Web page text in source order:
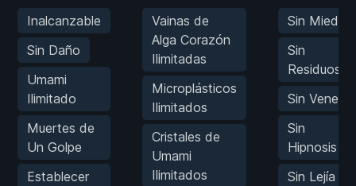
Inalcanzable
Sin Daño
Umami
Ilimitado
Muertes de
Un Golpe
Establecer
Vainas de
Alga Corazón
Ilimitadas
Microplásticos
Ilimitados
Cristales de
Umami
Ilimitados
Sin Miedo
Sin
Residuos
Sin Veneno
Sin
Hipnosis
Sin Lejía